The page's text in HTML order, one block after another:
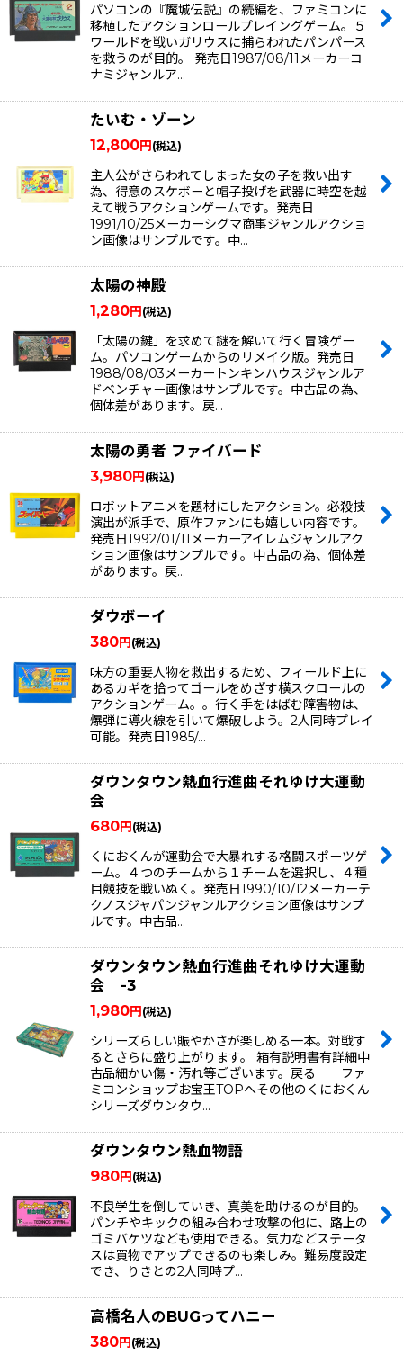
パソコンの『魔城伝説』の続編を、ファミコンに
移植したアクションロールプレイングゲーム。５
ワールドを戦いガリウスに捕らわれたパンパース
を救うのが目的。 発売日1987/08/11メーカーコ
ナミジャンルア…
たいむ・ゾーン
12,800円 (税込)
主人公がさらわれてしまった女の子を救い出す
為、得意のスケボーと帽子投げを武器に時空を越
えて戦うアクションゲームです。発売日
1991/10/25メーカーシグマ商事ジャンルアクショ
ン画像はサンプルです。中…
太陽の神殿
1,280円 (税込)
「太陽の鍵」を求めて謎を解いて行く冒険ゲー
ム。パソコンゲームからのリメイク版。発売日
1988/08/03メーカートンキンハウスジャンルア
ドベンチャー画像はサンプルです。中古品の為、
個体差があります。戻…
太陽の勇者 ファイバード
3,980円 (税込)
ロボットアニメを題材にしたアクション。必殺技
演出が派手で、原作ファンにも嬉しい内容です。
発売日1992/01/11メーカーアイレムジャンルアク
ション画像はサンプルです。中古品の為、個体差
があります。戻…
ダウボーイ
380円 (税込)
味方の重要人物を救出するため、フィールド上に
あるカギを拾ってゴールをめざす横スクロールの
アクションゲーム。。行く手をはばむ障害物は、
爆弾に導火線を引いて爆破しよう。2人同時プレイ
可能。発売日1985/…
ダウンタウン熱血行進曲それゆけ大運動
会
680円 (税込)
くにおくんが運動会で大暴れする格闘スポーツゲ
ーム。４つのチームから１チームを選択し、４種
目競技を戦いぬく。発売日1990/10/12メーカーテ
クノスジャパンジャンルアクション画像はサンプ
ルです。中古品…
ダウンタウン熱血行進曲それゆけ大運動
会 -3
1,980円 (税込)
シリーズらしい賑やかさが楽しめる一本。対戦す
るとさらに盛り上がります。 箱有説明書有詳細中
古品細かい傷・汚れ等ございます。戻る ファ
ミコンショップお宝王TOPへその他のくにおくん
シリーズダウンタウ…
ダウンタウン熱血物語
980円 (税込)
不良学生を倒していき、真美を助けるのが目的。
パンチやキックの組み合わせ攻撃の他に、路上の
ゴミバケツなども使用できる。気力などステータ
スは買物でアップできるのも楽しみ。難易度設定
でき、りきとの2人同時プ…
高橋名人のBUGってハニー
380円 (税込)